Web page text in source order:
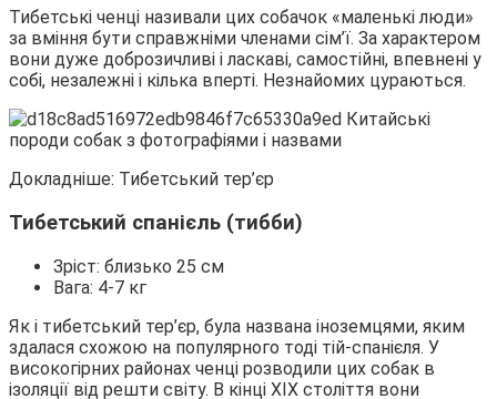
Тибетські ченці називали цих собачок «маленькі люди»
за вміння бути справжніми членами сім’ї. За характером
вони дуже доброзичливі і ласкаві, самостійні, впевнені у
собі, незалежні і кілька вперті. Незнайомих цураються.
Докладніше: Тибетський тер’єр
Тибетський спанієль (тибби)
Зріст: близько 25 см
Вага: 4-7 кг
Як і тибетський тер’єр, була названа іноземцями, яким
здалася схожою на популярного тоді тій-спанієля. У
високогірних районах ченці розводили цих собак в
ізоляції від решти світу. В кінці XIX століття вони